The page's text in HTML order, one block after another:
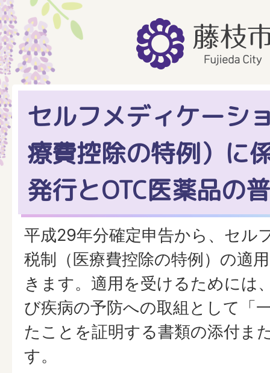
セルフメディケーシ
療費控除の特例）に
発行とOTC医薬品の
平成29年分確定申告から、セル
税制（医療費控除の特例）の適
きます。適用を受けるためには
び疾病の予防への取組として「
たことを証明する書類の添付ま
す。